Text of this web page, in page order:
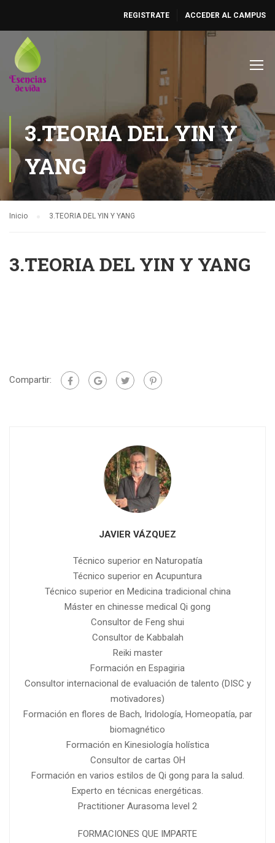
REGISTRATE ACCEDER AL CAMPUS
3.TEORIA DEL YIN Y
YANG
Inicio 3.TEORIA DEL YIN Y YANG
3.TEORIA DEL YIN Y YANG
Compartir:
JAVIER VÁZQUEZ
Técnico superior en Naturopatía
Técnico superior en Acupuntura
Técnico superior en Medicina tradicional china
Máster en chinesse medical Qi gong
Consultor de Feng shui
Consultor de Kabbalah
Reiki master
Formación en Espagiria
Consultor internacional de evaluación de talento (DISC y
motivadores)
Formación en flores de Bach, Iridología, Homeopatía, par
biomagnético
Formación en Kinesiología holística
Consultor de cartas OH
Formación en varios estilos de Qi gong para la salud.
Experto en técnicas energéticas.
Practitioner Aurasoma level 2
FORMACIONES QUE IMPARTE